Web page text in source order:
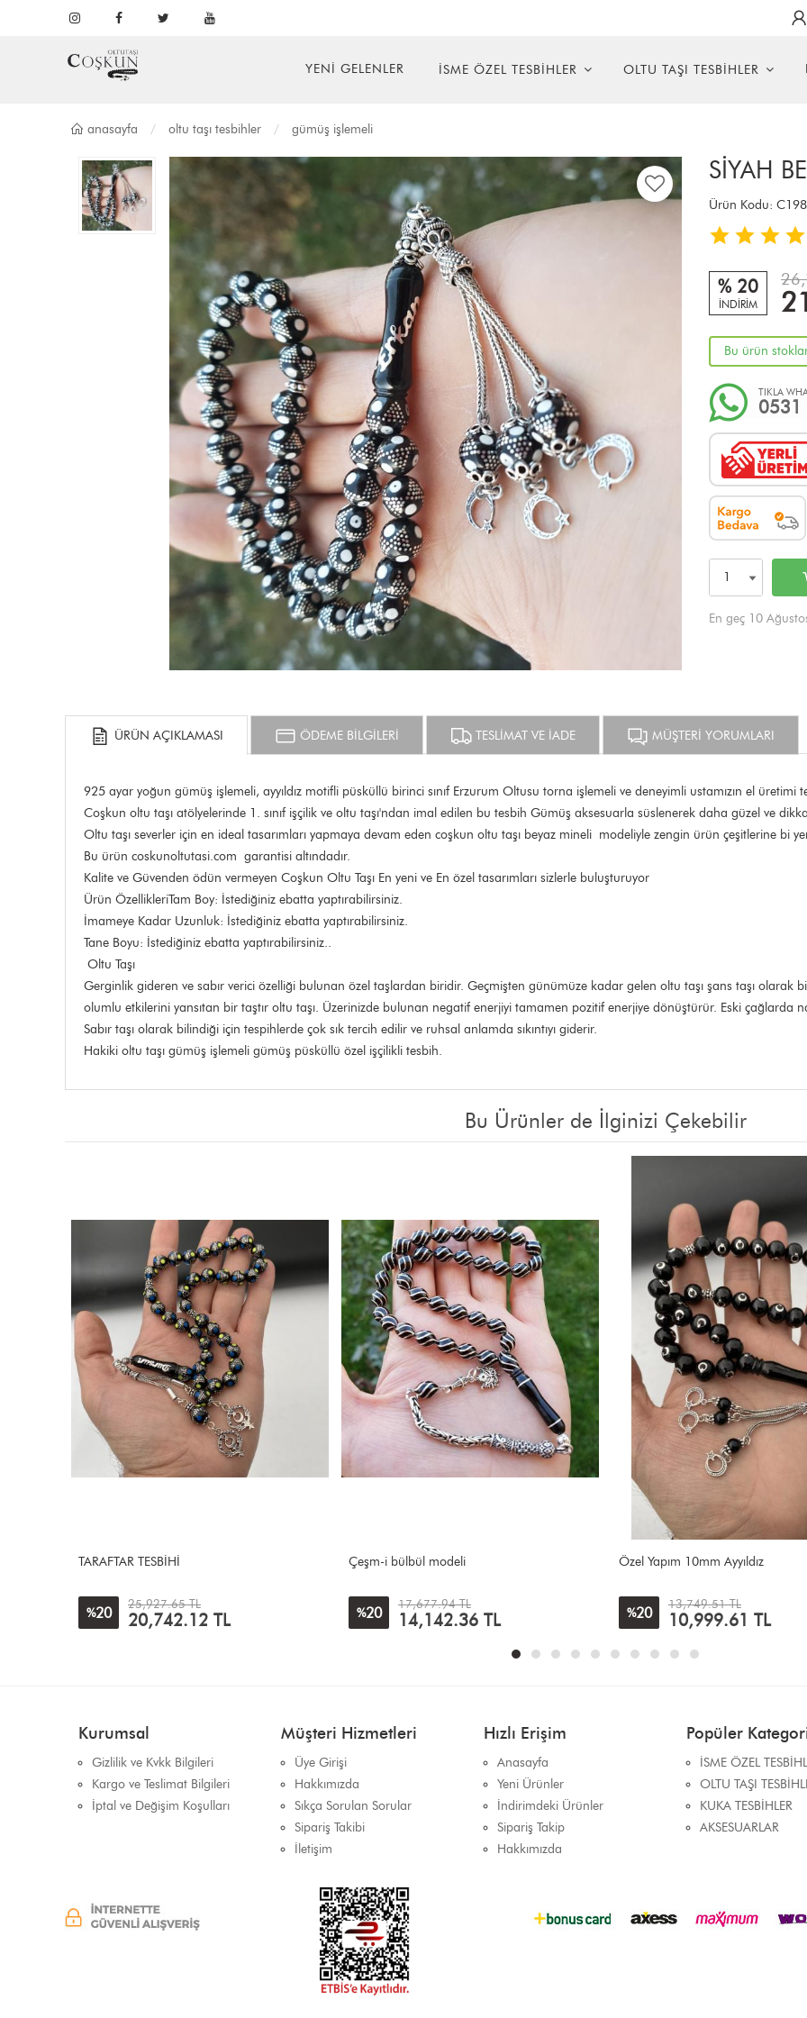
YENİ GELENLER İSME ÖZEL TESBİHLER OLTU TAŞI TESBİHLER
anasayfa oltu taşi tesbi̇hler gümüş i̇şlemeli̇
SİYAH
Ürün Kodu: C198
% 20
İNDİRİM
Bu ürün
TIKLA
0531
En geç 10
ÜRÜN AÇIKLAMASI ÖDEME BİLGİLERİ TESLİMAT VE İADE MÜŞTERİ YORUMLARI
925 ayar yoğun gümüş işlemeli, ayyıldız motifli püsküllü birinci sınıf Erzurum Oltusu torna işlemeli ve deneyimli ustamızın el üretimi
Coşkun oltu taşı atölyelerinde 1. sınıf işçilik ve oltu taşı'ndan imal edilen bu tesbih Gümüş aksesuarla süslenerek daha güzel ve
Oltu taşı severler için en ideal tasarımları yapmaya devam eden coşkun oltu taşı beyaz mineli modeliyle zengin ürün çeşitlerine bi
Bu ürün coskunoltutasi.com garantisi altındadır.
Kalite ve Güvenden ödün vermeyen Coşkun Oltu Taşı En yeni ve En özel tasarımları sizlerle buluşturuyor
Ürün ÖzellikleriTam Boy: İstediğiniz ebatta yaptırabilirsiniz.
İmameye Kadar Uzunluk: İstediğiniz ebatta yaptırabilirsiniz.
Tane Boyu: İstediğiniz ebatta yaptırabilirsiniz..
Oltu Taşı
Gerginlik gideren ve sabır verici özelliği bulunan özel taşlardan biridir. Geçmişten günümüze kadar gelen oltu taşı şans taşı olarak
olumlu etkilerini yansıtan bir taştır oltu taşı. Üzerinizde bulunan negatif enerjiyi tamamen pozitif enerjiye dönüştürür. Eski çağlarda
Sabır taşı olarak bilindiği için tespihlerde çok sık tercih edilir ve ruhsal anlamda sıkıntıyı giderir.
Hakiki oltu taşı gümüş işlemeli gümüş püsküllü özel işçilikli tesbih.
Bu Ürünler de İlginizi Çekebilir
Çeşm-i bülbül modeli
%20
17,677.94 TL
14,142.36 TL
Özel Yapım 10mm Ayyıldız
%20
13,749.51 TL
10,999.61 TL
Mavi mineli
%5
14,928.04 TL
14,142.36 TL
Kurumsal
Gizlilik ve Kvkk Bilgileri
Kargo ve Teslimat Bilgileri
İptal ve Değişim Koşulları
Müşteri Hizmetleri
Üye Girişi
Hakkımızda
Sıkça Sorulan Sorular
Sipariş Takibi
İletişim
Hızlı Erişim
Anasayfa
Yeni Ürünler
İndirimdeki Ürünler
Sipariş Takip
Hakkımızda
Popüler
İSME ÖZEL
OLTU TAŞI
KUKA TESBİHLER
AKSESUARLAR